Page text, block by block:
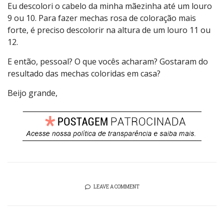
Eu descolori o cabelo da minha mãezinha até um louro
9 ou 10. Para fazer mechas rosa de coloração mais
forte, é preciso descolorir na altura de um louro 11 ou
12.
E então, pessoal? O que vocês acharam? Gostaram do
resultado das mechas coloridas em casa?
Beijo grande,
LEAVE A COMMENT